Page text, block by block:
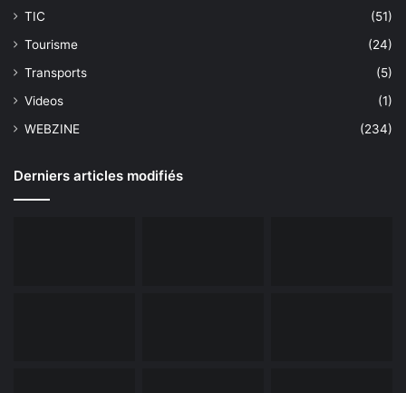
TIC
(51)
Tourisme
(24)
Transports
(5)
Videos
(1)
WEBZINE
(234)
Derniers articles modifiés